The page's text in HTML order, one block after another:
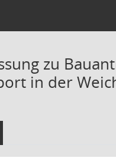
zu
in der